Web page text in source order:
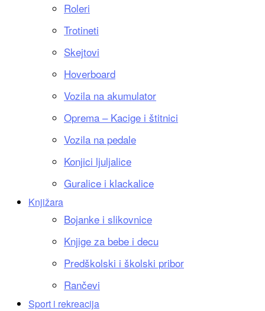
Roleri
Trotineti
Skejtovi
Hoverboard
Vozila na akumulator
Oprema – Kacige i štitnici
Vozila na pedale
Konjici ljuljalice
Guralice i klackalice
Knjižara
Bojanke i slikovnice
Knjige za bebe i decu
Predškolski i školski pribor
Rančevi
Sport i rekreacija